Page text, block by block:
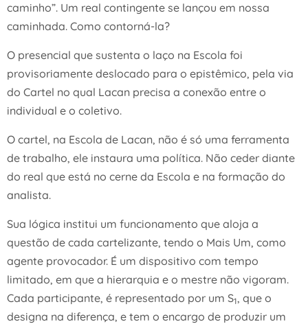
caminho”. Um real contingente se lançou em nossa
caminhada. Como contorná-la?
O presencial que sustenta o laço na Escola foi
provisoriamente deslocado para o epistêmico, pela via
do Cartel no qual Lacan precisa a conexão entre o
individual e o coletivo.
O cartel, na Escola de Lacan, não é só uma ferramenta
de trabalho, ele instaura uma política. Não ceder diante
do real que está no cerne da Escola e na formação do
analista.
Sua lógica institui um funcionamento que aloja a
questão de cada cartelizante, tendo o Mais Um, como
agente provocador. É um dispositivo com tempo
limitado, em que a hierarquia e o mestre não vigoram.
Cada participante, é representado por um S1, que o
designa na diferença, e tem o encargo de produzir um